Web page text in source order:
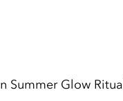
Summer Glow Ritual